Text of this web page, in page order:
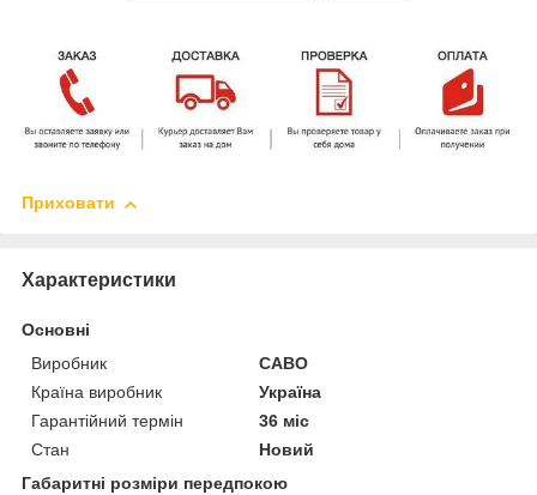
Приховати
Характеристики
Основні
Виробник
САВО
Країна виробник
Україна
Гарантійний термін
36 міс
Стан
Новий
Габаритні розміри передпокою